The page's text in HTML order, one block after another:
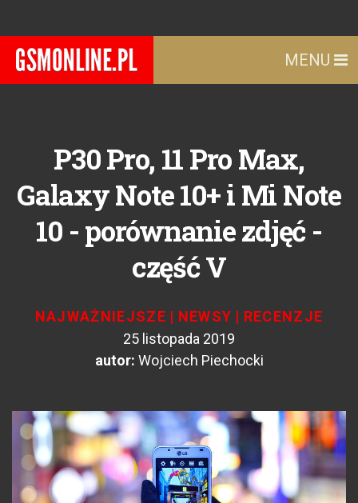
MENU
P30 Pro, 11 Pro Max,
Galaxy Note 10+ i Mi Note
10 - porównanie zdjęć -
część V
NAJWAŻNIEJSZE | NEWSY | RECENZJE
25 listopada 2019
autor: Wojciech Piechocki